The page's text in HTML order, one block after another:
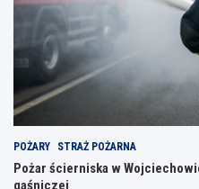
POŻARY STRAŻ POŻARNA
Pożar ścierniska w
gaśniczej